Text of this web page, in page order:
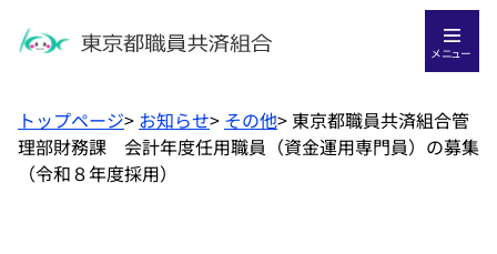
メニュー
トップページ> お知らせ> その他> 東京都職員共済組合管
理部財務課 会計年度任用職員（資金運用専門員）の募集
（令和８年度採用）